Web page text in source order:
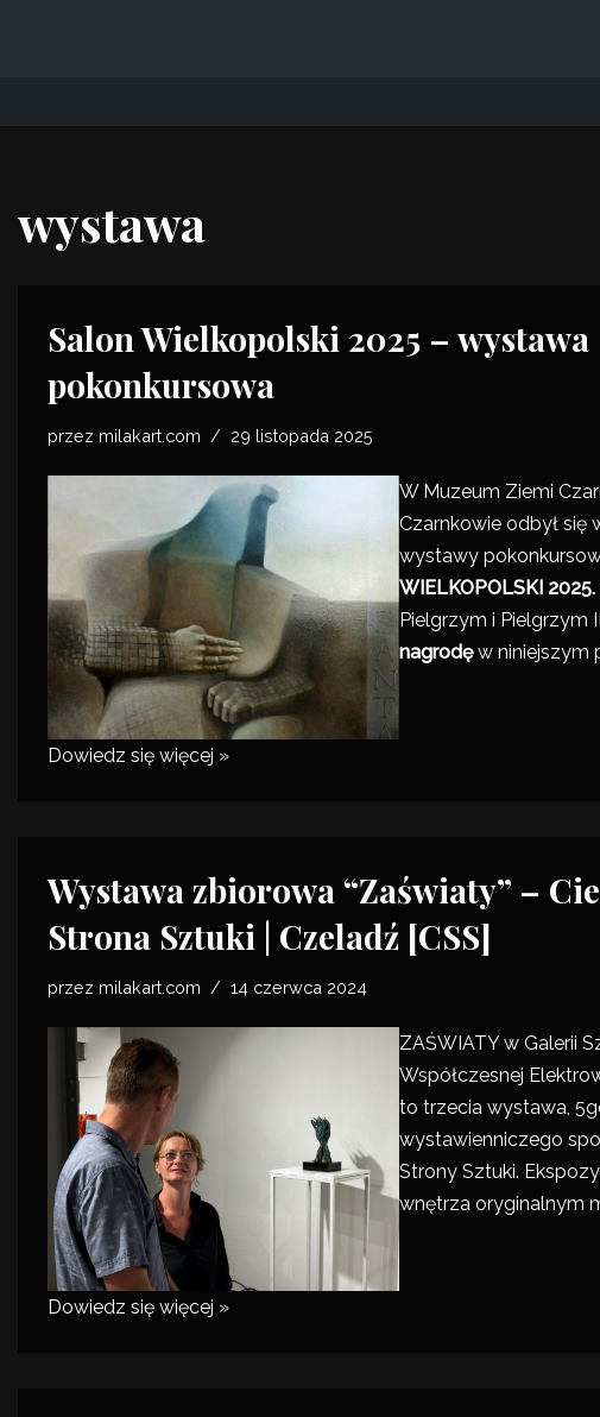
wystawa
Salon Wielkopolski 2025 – wystawa
pokonkursowa
przez milakart.com 29 listopada 2025
W Muzeum Ziemi
Czarnkowie odbył się
wystawy
WIELKOPOLSKI 2025.
Pielgrzym i Pielgrzym
nagrodęw niniejszym
Dowiedz się więcej »
Wystawa zbiorowa “Zaświaty” –
Strona Sztuki | Czeladź [CSS]
przez milakart.com 14 czerwca 2024
ZAŚWIATY w Galerii
Współczesnej
to trzecia wystawa,
wystawienniczego
Strony Sztuki.
wnętrza oryginalnym
Dowiedz się więcej »